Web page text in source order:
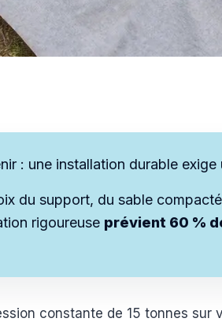
: une installation durable
du support, du sable
rigoureuse prévient 60 %
constante de 15 tonnes